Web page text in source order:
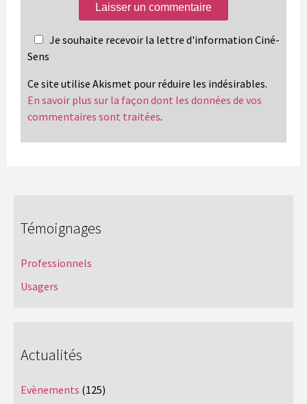
Je souhaite recevoir la lettre d'information Ciné-
Sens
Ce site utilise Akismet pour réduire les indésirables.
En savoir plus sur la façon dont les données de vos
commentaires sont traitées.
Témoignages
Professionnels
Usagers
Actualités
Evènements (125)